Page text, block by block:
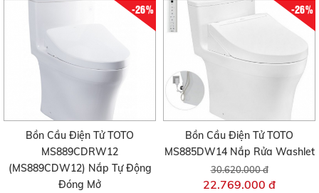
-26%
Bồn Cầu Điện Tử TOTO
MS889CDRW12
(MS889CDW12) Nắp Tự Động
Đóng Mở
-26%
Bồn Cầu Điện Tử TOTO
MS885DW14 Nắp Rửa Washlet
30.620.000 đ
22.769.000 đ